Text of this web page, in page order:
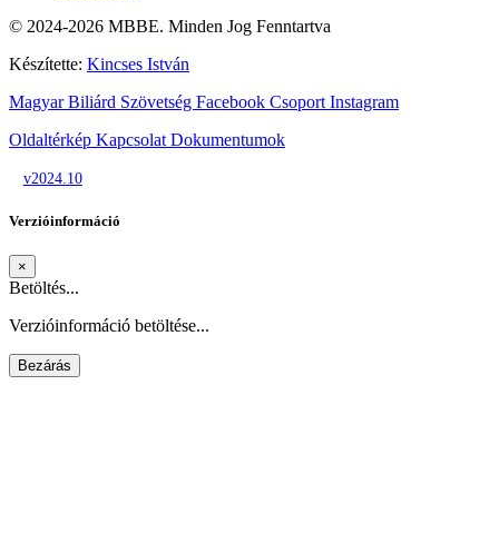
© 2024-2026 MBBE. Minden Jog Fenntartva
Készítette: Kincses István
Magyar Biliárd Szövetség Facebook Csoport Instagram
Oldaltérkép Kapcsolat Dokumentumok
v2024.10
Verzióinformáció
×
Betöltés...
Verzióinformáció betöltése...
Bezárás